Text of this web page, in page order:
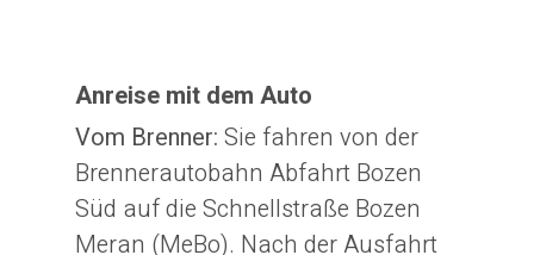
Anreise mit dem Auto
Vom Brenner: Sie fahren von der
Brennerautobahn Abfahrt Bozen
Süd auf die Schnellstraße Bozen
Meran (MeBo). Nach der Ausfahrt